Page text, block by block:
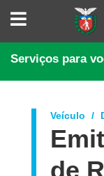
SERVIÇOS
DADOS
Serviços para
Veículo
de